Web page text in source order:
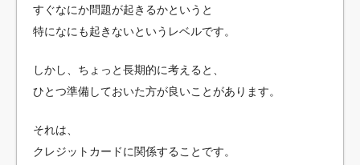
すぐなにか問題が起きるかというと
特になにも起きないというレベルです。
しかし、ちょっと長期的に考えると、
ひとつ準備しておいた方が良いことがあります。
それは、
クレジットカードに関係することです。